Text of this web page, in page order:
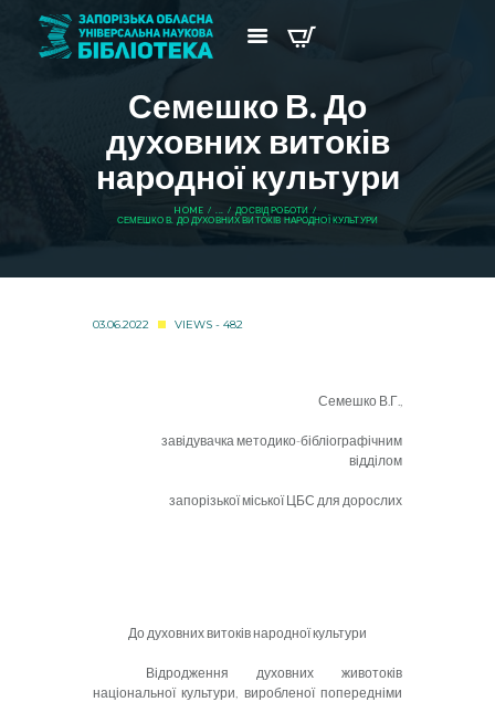
Семешко В. До
духовних витоків
народної культури
HOME ...
ДОСВІД РОБОТИ
СЕМЕШКО В. ДО ДУХОВНИХ ВИТОКІВ НАРОДНОЇ КУЛЬТУРИ
03.06.2022 VIEWS - 482
Семешко В.Г.,
завідувачка методико-бібліографічним
відділом
запорізької міської ЦБС для дорослих
До духовних витоків народної культури
Відродження духовних животоків
національної культури, виробленої попередніми